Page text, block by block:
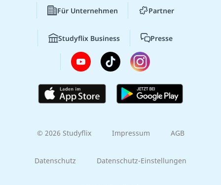
Für Unternehmen Partner
Studyflix Business Presse
© 2026 Studyflix Impressum AGB
Datenschutz Datenschutz-Einstellungen